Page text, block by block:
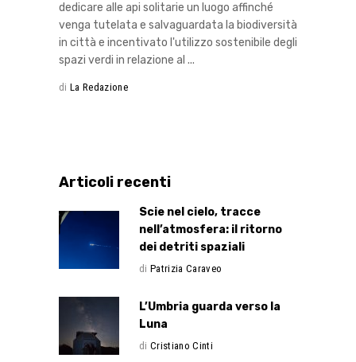
dedicare alle api solitarie un luogo affinché
venga tutelata e salvaguardata la biodiversità
in città e incentivato l'utilizzo sostenibile degli
spazi verdi in relazione al
di La Redazione
Articoli recenti
Scie nel cielo, tracce
nell’atmosfera: il ritorno
dei detriti spaziali
di Patrizia Caraveo
L’Umbria guarda verso la
Luna
di Cristiano Cinti